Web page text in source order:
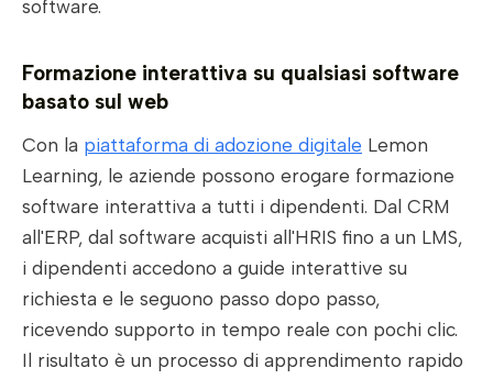
software.
Formazione interattiva su qualsiasi software
basato sul web
Con la piattaforma di adozione digitale Lemon
Learning, le aziende possono erogare formazione
software interattiva a tutti i dipendenti. Dal CRM
all'ERP, dal software acquisti all'HRIS fino a un LMS,
i dipendenti accedono a guide interattive su
richiesta e le seguono passo dopo passo,
ricevendo supporto in tempo reale con pochi clic.
Il risultato è un processo di apprendimento rapido